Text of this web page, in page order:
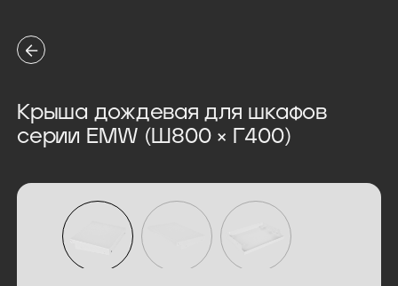
Крыша дождевая для шкафов
серии EMW (Ш800 × Г400)